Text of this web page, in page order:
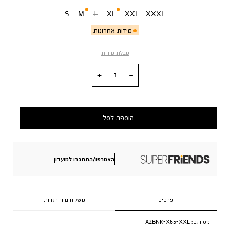
S M
מידות אחרונות
L XL XXL XXXL
טבלת מידות
הוספה לסל
הצטרפו/התחברו למועדון
פרטים משלוחים והחזרות
מס דגם: A2BNK-X65-XXL